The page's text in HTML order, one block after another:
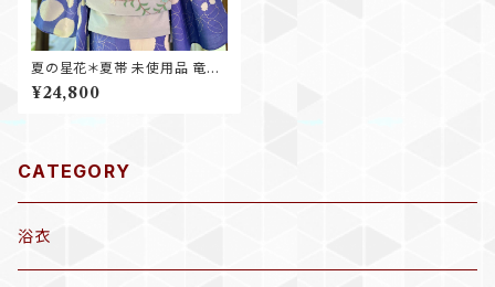
夏の星花＊夏帯 未使用品 竜胆
りんどう 桔梗 ききょう 花 小花
空色 水色 ブルー 名古屋帯 B7
¥24,800
CATEGORY
浴衣